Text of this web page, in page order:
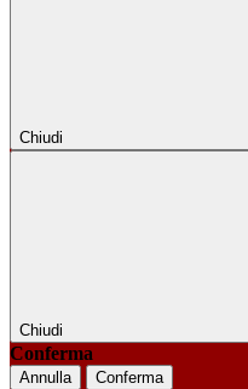
Chiudi
Chiudi
Conferma
Annulla Conferma